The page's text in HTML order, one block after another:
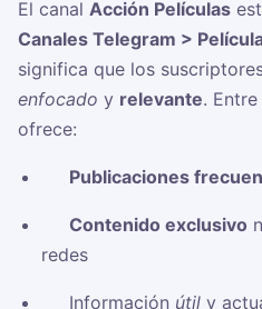
El canal Acción Películas
Canales Telegram >
significa que los
enfocado y relevante.
ofrece:
Publicaciones
Contenido exclusivo
redes
✅ Información útily